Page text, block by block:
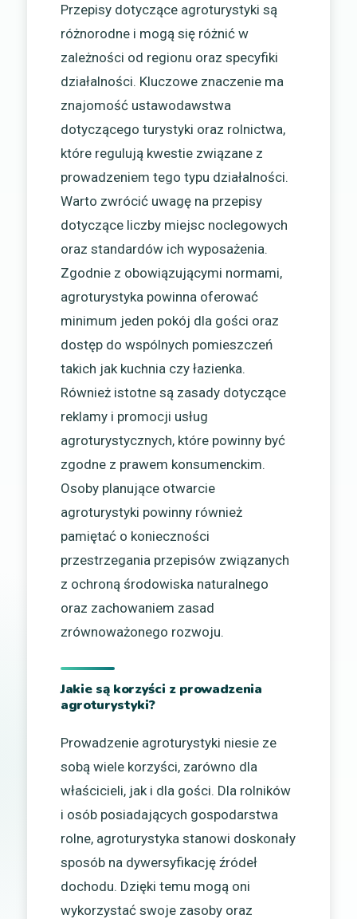
Przepisy dotyczące agroturystyki są
różnorodne i mogą się różnić w
zależności od regionu oraz specyfiki
działalności. Kluczowe znaczenie ma
znajomość ustawodawstwa
dotyczącego turystyki oraz rolnictwa,
które regulują kwestie związane z
prowadzeniem tego typu działalności.
Warto zwrócić uwagę na przepisy
dotyczące liczby miejsc noclegowych
oraz standardów ich wyposażenia.
Zgodnie z obowiązującymi normami,
agroturystyka powinna oferować
minimum jeden pokój dla gości oraz
dostęp do wspólnych pomieszczeń
takich jak kuchnia czy łazienka.
Również istotne są zasady dotyczące
reklamy i promocji usług
agroturystycznych, które powinny być
zgodne z prawem konsumenckim.
Osoby planujące otwarcie
agroturystyki powinny również
pamiętać o konieczności
przestrzegania przepisów związanych
z ochroną środowiska naturalnego
oraz zachowaniem zasad
zrównoważonego rozwoju.
Jakie są korzyści z prowadzenia
agroturystyki?
Prowadzenie agroturystyki niesie ze
sobą wiele korzyści, zarówno dla
właścicieli, jak i dla gości. Dla rolników
i osób posiadających gospodarstwa
rolne, agroturystyka stanowi doskonały
sposób na dywersyfikację źródeł
dochodu. Dzięki temu mogą oni
wykorzystać swoje zasoby oraz